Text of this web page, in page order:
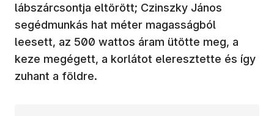
lábszárcsontja eltörött; Czinszky János
segédmunkás hat méter magasságból
leesett, az 500 wattos áram ütötte meg, a
keze megégett, a korlátot eleresztette és így
zuhant a földre.